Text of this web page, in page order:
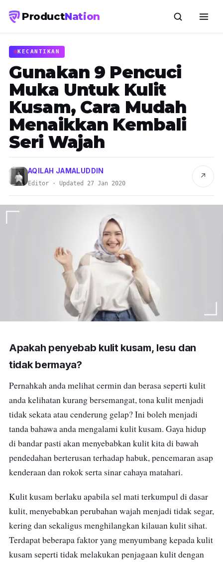
ProductNation
KECANTIKAN
Gunakan 9 Pencuci
Muka Untuk Kulit
Kusam, Cara Mudah
Menaikkan Kembali
Seri Wajah
AQILAH JAMALUDDIN
Editor · Updated 27 Jan 2020
↗
Apakah penyebab kulit kusam, lesu dan
tidak bermaya?
Pernahkah anda melihat cermin dan berasa seperti kulit
anda kelihatan kurang bersemangat, tona kulit menjadi
tidak sekata atau cenderung gelap? Ini boleh menjadi
tanda bahawa anda mengalami kulit kusam. Gaya hidup
di bandar pasti akan menyebabkan kulit kita di bawah
pendedahan berterusan terhadap habuk, pencemaran asap
kenderaan dan rokok serta sinar cahaya matahari.
Kulit kusam berlaku apabila sel mati terkumpul di dasar
kulit, menyebabkan perubahan wajah menjadi tidak segar,
kering dan sekaligus menghilangkan kilauan kulit sihat.
Terdapat beberapa faktor yang menyumbang kepada kulit
kusam seperti tidak melakukan penjagaan kulit dengan